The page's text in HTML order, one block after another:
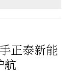
正泰新能
航